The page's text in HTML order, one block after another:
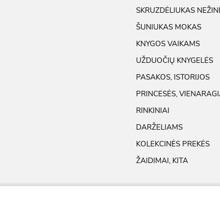
SKRUZDĖLIUKAS
ŠUNIUKAS MOKAS
KNYGOS VAIKAMS
UŽDUOČIŲ KNYGELĖS
PASAKOS, ISTORIJOS
PRINCESĖS,
RINKINIAI
DARŽELIAMS
KOLEKCINĖS PREKĖS
ŽAIDIMAI, KITA